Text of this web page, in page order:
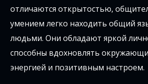
отличаются открытостью,
умением легко находить общий
людьми. Они обладают яркой
способны вдохновлять
энергией и позитивным настроем.